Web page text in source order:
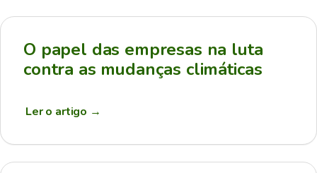
O papel das empresas na luta
contra as mudanças climáticas
Ler o artigo →